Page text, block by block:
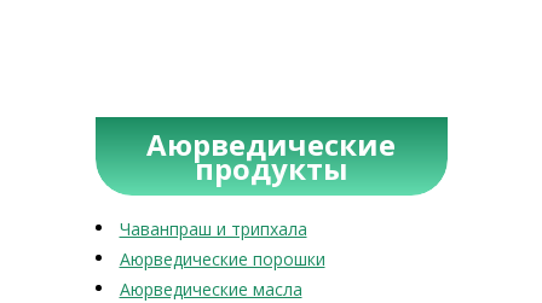
Аюрведические
продукты
Чаванпраш и трипхала
Аюрведические порошки
Аюрведические масла